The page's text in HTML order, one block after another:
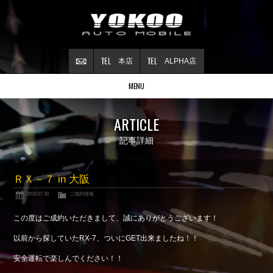
ALPHA店
本店
MENU
Stock list
在庫情報
Contract
ご成約情報
NSXについて
Reflesh Plan
Trade in
買取査定
Blog
ARTICLE
記事詳細
ＲＸ－７ in 大阪
2019.07.30 ご成約情報
この度はご成約いただきまして、誠にありがとうございます！
以前から探していたRX-7、ついにGET出来ましたね！！
安全運転で楽しんでください！！